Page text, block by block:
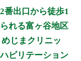
曜日
金 金曜日
土 土曜日
日 日曜日
祝
●
●
●
番出口から徒歩1
れる富ヶ谷地区
じまクリニッ
ビリテーション